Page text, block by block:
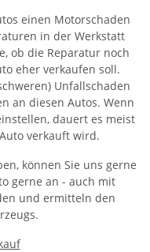
einen Motorschaden
in der Werkstatt
ob die Reparatur noch
eher verkaufen soll.
Unfallschaden
an diesen Autos. Wenn
dauert es meist
verkauft wird.
können Sie uns gerne
gerne an - auch mit
und ermitteln den